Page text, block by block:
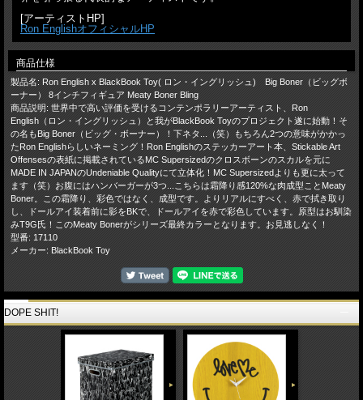
[アーティストHP]
Ron EnglishオフィシャルHP
商品仕様
製品名: Ron English x BlackBook Toy( ロン・イングリッシュ) Big Boner（ビッグボ
ーナー） 8インチフィギュア Meaty Boner Bling
商品説明: 世界中で高い評価を受けるコンテンポラリーアーティスト、Ron
English（ロン・イングリッシュ）と我がBlackBook Toyのプロジェクト遂に始動！そ
の名もBig Boner（ビッグ・ボーナー）！下ネタ...（笑）もちろん2つの意味がかかっ
たRon Englishらしいネーミング！Ron Englishのステッカーアート本、Stickable Art
Offensesの表紙に掲載されているMC Supersizedのクロスボーンのスカルを元に
MADE IN JAPANのUndeniable Qualityにて立体化！MC Supersizedよりも更に太って
ます（笑）お腹にはハンバーガーが3つ...こちらは霜降り感120%な肉成型ことMeaty
Boner。この霜降り、彩色ではなく、成型です。よりリアルにすべく、赤で拭き取り
し、ドールアイ装着前に影をBKで、ドールアイを赤で彩色しています。原型はお馴染
みT9G氏！このMeaty Bonerがシリーズ最終カラーとなります。お見逃しなく！
型番: 17110
メーカー: BlackBook Toy
DOPE SHIT!